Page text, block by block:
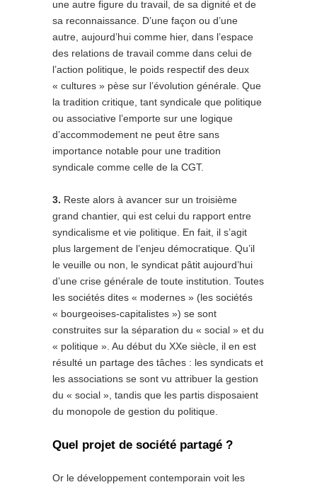
une autre figure du travail, de sa dignité et de
sa reconnaissance. D’une façon ou d’une
autre, aujourd’hui comme hier, dans l’espace
des relations de travail comme dans celui de
l’action politique, le poids respectif des deux
« cultures » pèse sur l’évolution générale. Que
la tradition critique, tant syndicale que politique
ou associative l’emporte sur une logique
d’accommodement ne peut être sans
importance notable pour une tradition
syndicale comme celle de la CGT.
3. Reste alors à avancer sur un troisième
grand chantier, qui est celui du rapport entre
syndicalisme et vie politique. En fait, il s’agit
plus largement de l’enjeu démocratique. Qu’il
le veuille ou non, le syndicat pâtit aujourd’hui
d’une crise générale de toute institution. Toutes
les sociétés dites « modernes » (les sociétés
« bourgeoises-capitalistes ») se sont
construites sur la séparation du « social » et du
« politique ». Au début du XXe siècle, il en est
résulté un partage des tâches : les syndicats et
les associations se sont vu attribuer la gestion
du « social », tandis que les partis disposaient
du monopole de gestion du politique.
Quel projet de société partagé ?
Or le développement contemporain voit les